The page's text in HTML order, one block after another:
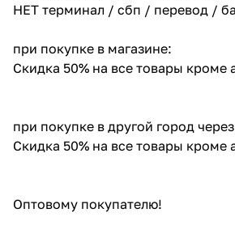
НЕТ терминал / сбп / перевод /
при покупке в магазине:
Скидка 50% на все товары
при покупке в другой город
Скидка 50% на все товары
Оптовому покупателю!